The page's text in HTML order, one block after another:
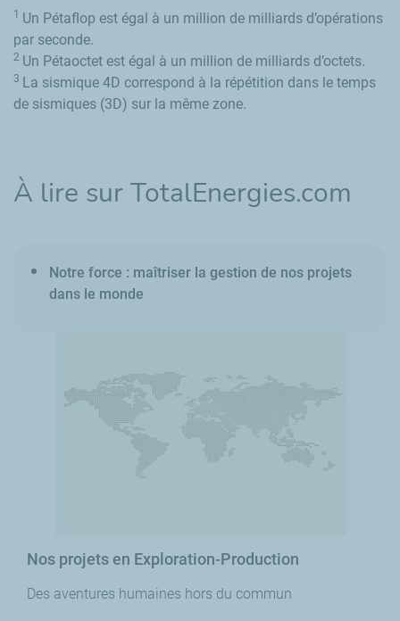
1 Un Pétaflop est égal à un million de milliards d’opérations
par seconde.
2 Un Pétaoctet est égal à un million de milliards d’octets.
3 La sismique 4D correspond à la répétition dans le temps
de sismiques (3D) sur la même zone.
À lire sur TotalEnergies.com
Notre force : maîtriser la gestion de nos projets
dans le monde
Nos projets en Exploration-Production
Des aventures humaines hors du commun